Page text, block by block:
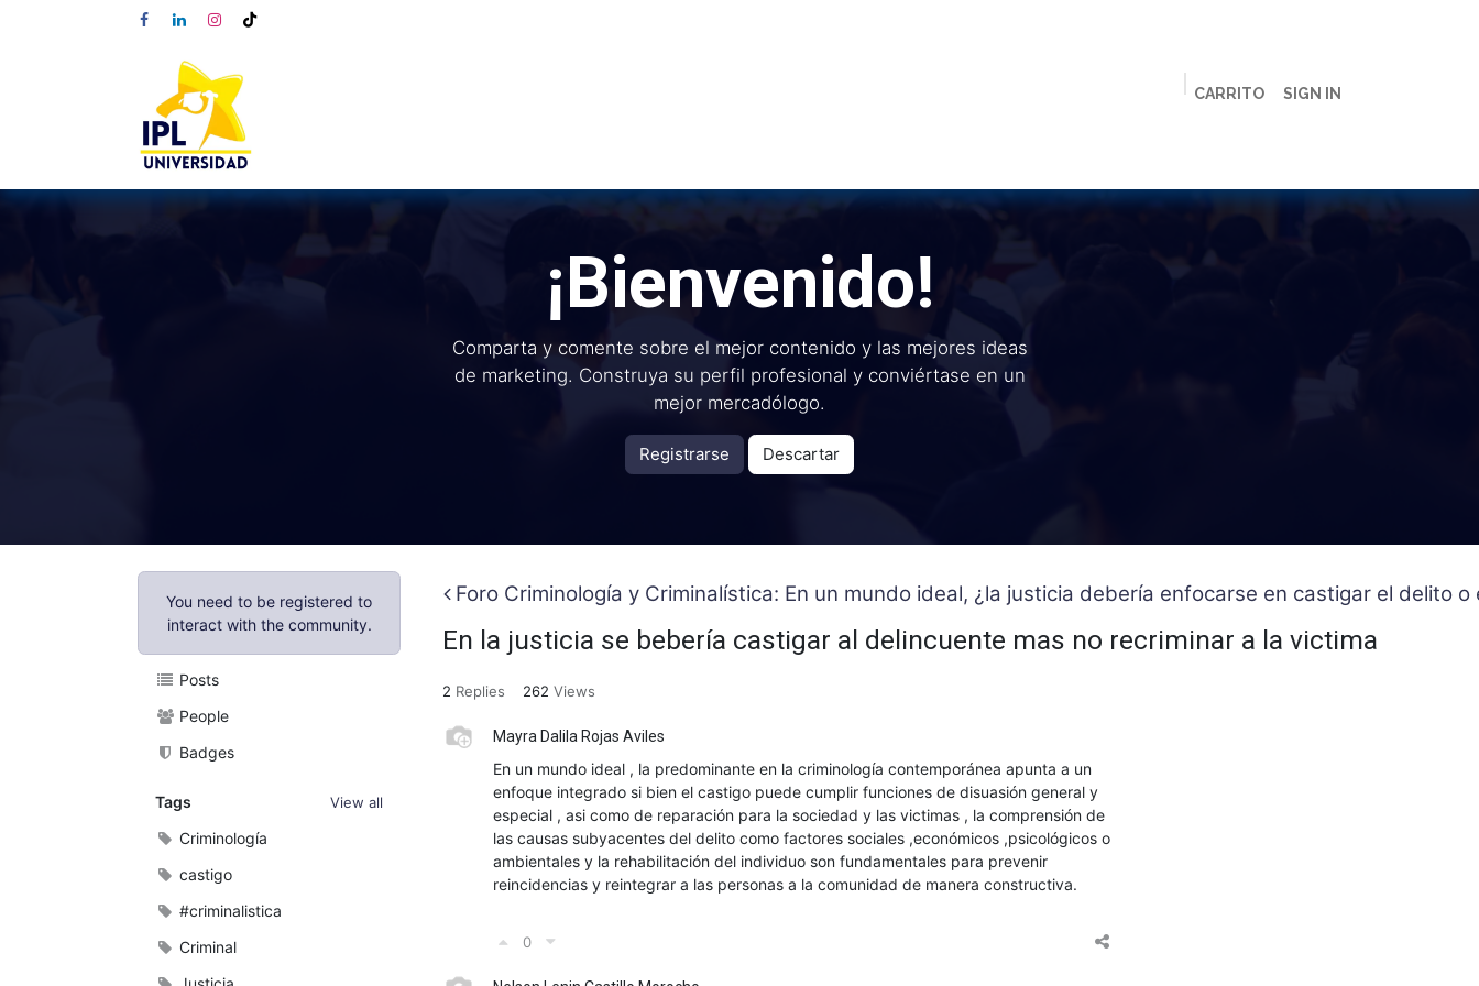
CARRITO SIGN IN
¡Bienvenido!
Comparta y comente sobre el mejor contenido y las mejores ideas
de marketing. Construya su perfil profesional y conviértase en un
mejor mercadólogo.
Registrarse Descartar
You need to be registered to
interact with the community.
Posts
People
Badges
Tags View all
Criminología
castigo
#criminalistica
Criminal
Foro Criminología y Criminalística: En un mundo ideal, ¿la justicia debería enfocarse en castigar el delito
En la justicia se bebería castigar al delincuente mas no recriminar a la victima
2 Replies 262 Views
Mayra Dalila Rojas Aviles
En un mundo ideal , la predominante en la criminología contemporánea apunta a un
enfoque integrado si bien el castigo puede cumplir funciones de disuasión general y
especial , asi como de reparación para la sociedad y las victimas , la comprensión de
las causas subyacentes del delito como factores sociales ,económicos ,psicológicos o
ambientales y la rehabilitación del individuo son fundamentales para prevenir
reincidencias y reintegrar a las personas a la comunidad de manera constructiva.
0